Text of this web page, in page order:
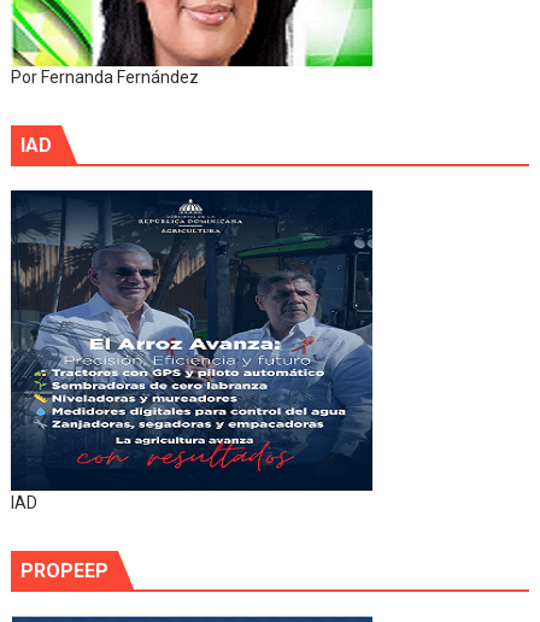
Por Fernanda Fernández
IAD
IAD
PROPEEP